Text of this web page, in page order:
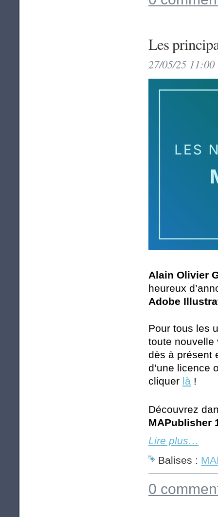
Les
27/05/25
Alain Olivier
heureux
Adobe
Pour tous les
toute nouvelle
dès à présent
d’une licence
cliquer là !
Découvrez
MAPublisher
Lire plus…
Balises :
0